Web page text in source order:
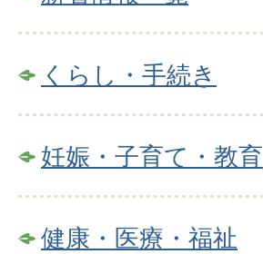
くらし・手続き
妊娠・子育て・教育
健康・医療・福祉